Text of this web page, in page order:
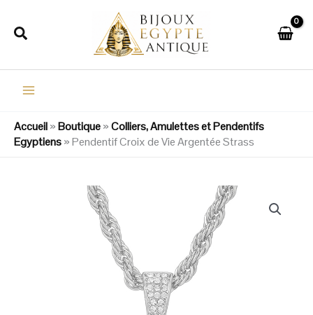
Rechercher
Accueil»Boutique»Colliers, Amulettes et Pendentifs
Egyptiens»Pendentif Croix de Vie Argentée Strass